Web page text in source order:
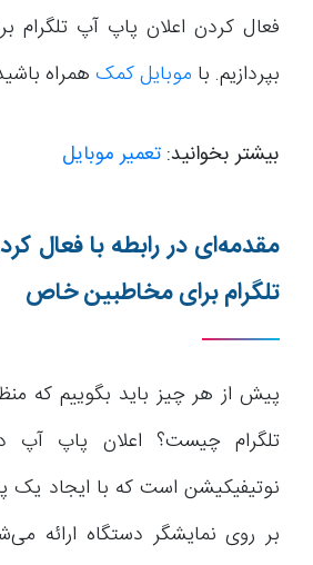
فعال کردن اعلان پاپ آپ
بپردازیم. با موبایل کمک همراه
بیشتر بخوانید: تعمیر موبایل
مقدمه‌ای در رابطه با فعال
تلگرام برای مخاطبین خاص
پیش از هر چیز باید بگوییم که
تلگرام چیست؟ اعلان پاپ آپ
نوتیفیکیشن است که با ایجاد یک
بر روی نمایشگر دستگاه ارائه